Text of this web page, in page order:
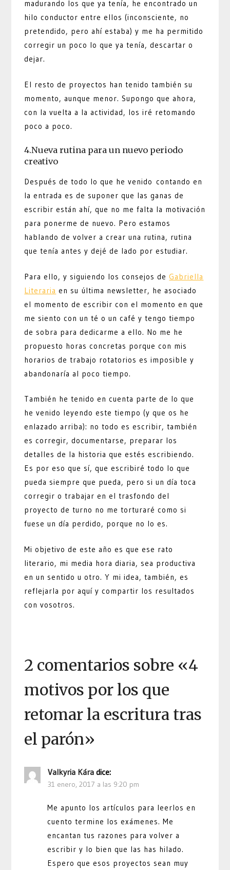
madurando los que ya tenía, he encontrado un
hilo conductor entre ellos (inconsciente, no
pretendido, pero ahí estaba) y me ha permitido
corregir un poco lo que ya tenía, descartar o
dejar.
El resto de proyectos han tenido también su
momento, aunque menor. Supongo que ahora,
con la vuelta a la actividad, los iré retomando
poco a poco.
4.Nueva rutina para un nuevo periodo
creativo
Después de todo lo que he venido contando en
la entrada es de suponer que las ganas de
escribir están ahí, que no me falta la motivación
para ponerme de nuevo. Pero estamos
hablando de volver a crear una rutina, rutina
que tenía antes y dejé de lado por estudiar.
Para ello, y siguiendo los consejos deGabriella
Literaria en su última newsletter, he asociado
el momento de escribir con el momento en que
me siento con un té o un café y tengo tiempo
de sobra para dedicarme a ello. No me he
propuesto horas concretas porque con mis
horarios de trabajo rotatorios es imposible y
abandonaría al poco tiempo.
También he tenido en cuenta parte de lo que
he venido leyendo este tiempo (y que os he
enlazado arriba): no todo es escribir, también
es corregir, documentarse, preparar los
detalles de la historia que estés escribiendo.
Es por eso que sí, que escribiré todo lo que
pueda siempre que pueda, pero si un día toca
corregir o trabajar en el trasfondo del
proyecto de turno no me torturaré como si
fuese un día perdido, porque no lo es.
Mi objetivo de este año es que ese rato
literario, mi media hora diaria, sea productiva
en un sentido u otro. Y mi idea, también, es
reflejarla por aquí y compartir los resultados
con vosotros.
2 comentarios sobre «4
motivos por los que
retomar la escritura tras
el parón»
Valkyria Kára dice:
31 enero, 2017 a las 9:20 pm
Me apunto los artículos para leerlos en
cuento termine los exámenes. Me
encantan tus razones para volver a
escribir y lo bien que las has hilado.
Espero que esos proyectos sean muy